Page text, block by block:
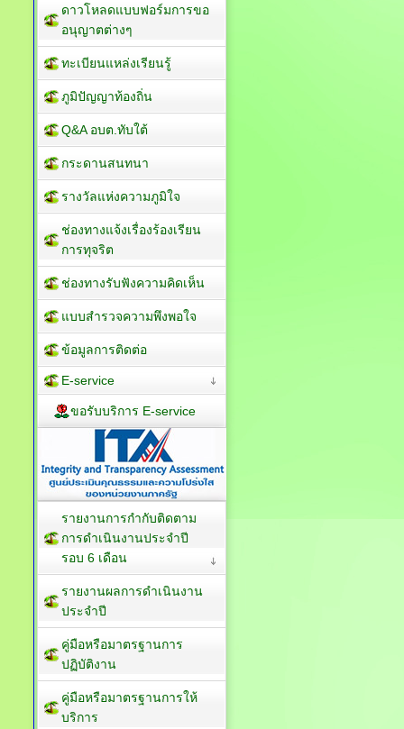
ดาวโหลดแบบฟอร์มการขอ
อนุญาตต่างๆ
ทะเบียนแหล่งเรียนรู้
ภูมิปัญญาท้องถิ่น
Q&A อบต.ทับใต้
กระดานสนทนา
รางวัลแห่งความภูมิใจ
ช่องทางแจ้งเรื่องร้องเรียน
การทุจริต
ช่องทางรับฟังความคิดเห็น
แบบสำรวจความพึงพอใจ
ข้อมูลการติดต่อ
E-service
ขอรับบริการ E-service
รายงานการกำกับติดตาม
การดำเนินงานประจำปี
รอบ 6 เดือน
รายงานผลการดำเนินงาน
ประจำปี
คู่มือหรือมาตรฐานการ
ปฏิบัติงาน
คู่มือหรือมาตรฐานการให้
บริการ